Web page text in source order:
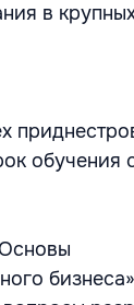
в
обучения